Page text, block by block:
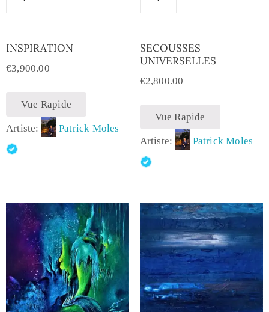
INSPIRATION
€3,900.00
Vue Rapide
Artiste: Patrick Moles
SECOUSSES
UNIVERSELLES
€2,800.00
Vue Rapide
Artiste: Patrick Moles